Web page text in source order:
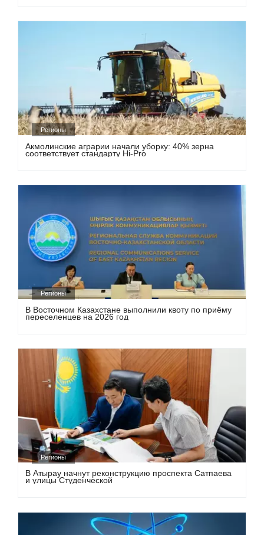
Регионы
Акмолинские аграрии начали уборку: 40% зерна
соответствует стандарту Hi-Pro
Регионы
В Восточном Казахстане выполнили квоту по приёму
переселенцев на 2026 год
Регионы
В Атырау начнут реконструкцию проспекта Сатпаева
и улицы Студенческой